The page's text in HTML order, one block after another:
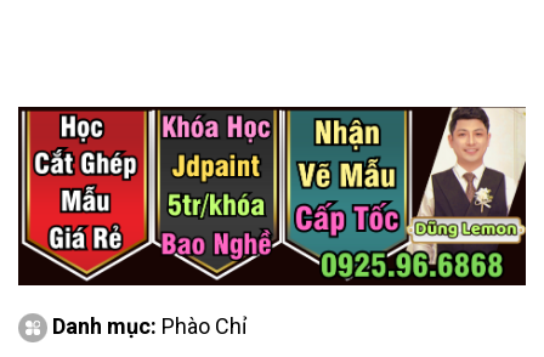
Danh mục: Phào Chỉ